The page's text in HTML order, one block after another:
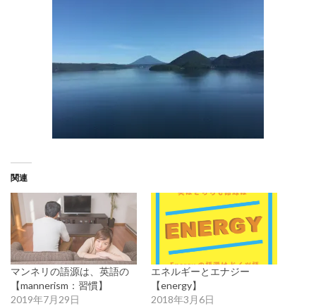
関連
マンネリの語源は、英語の
【mannerism：習慣】
2019年7月29日
エネルギーとエナジー
【energy】
2018年3月6日